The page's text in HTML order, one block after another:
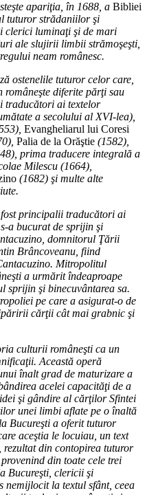
apariţia, în 1688, a Bibliei
tuturor strădaniilor şi
clerici luminaţi şi de mari
ale slujirii limbii strămoşeşti,
neam românesc.
ostenelile tuturor celor care,
româneşte diferite părţi sau
traducători ai textelor
a secolului al XVI-lea),
Evangheliarul lui Coresi
Palia de la Orăştie (1582),
prima traducere integrală a
Milescu (1664),
(1682) şi multe alte
principalii traducători ai
a bucurat de sprijin şi
domnitorul Ţării
Brâncoveanu, fiind
Mitropolitul
a urmărit îndeaproape
sprijin şi binecuvântarea sa.
pe care a asigurat-o de
cărţii cât mai grabnic şi
culturii româneşti ca un
Această operă
înalt grad de maturizare a
acelei capacităţi de a
şi gândire al cărţilor Sfintei
unei limbi aflate pe o înaltă
Bucureşti a oferit tuturor
aceştia le locuiau, un text
din contopirea tuturor
din toate cele trei
Bucureşti, clericii şi
nemijlocit la textul sfânt, ceea